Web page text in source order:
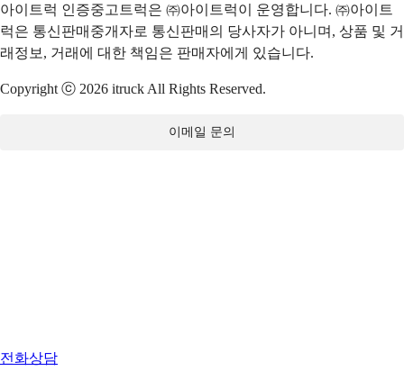
아이트럭 인증중고트럭은 ㈜아이트럭이 운영합니다. ㈜아이트
럭은 통신판매중개자로 통신판매의 당사자가 아니며, 상품 및 거
래정보, 거래에 대한 책임은 판매자에게 있습니다.
Copyright ⓒ 2026 itruck All Rights Reserved.
이메일 문의
전화상담